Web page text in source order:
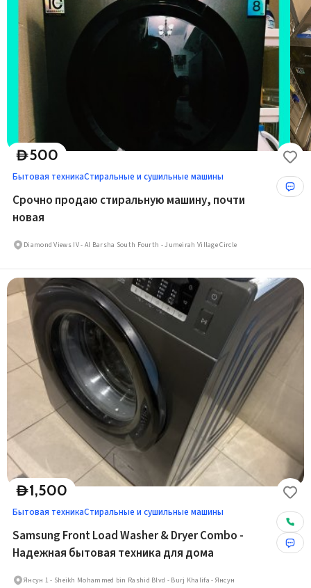
D500
Бытовая техникаСтиральные и сушильные машины
Срочно продаю стиральную машину, почти
новая
Diamond Views IV - Al Barsha South Fourth - Jumeirah Village Circle
D1,500
Бытовая техникаСтиральные и сушильные машины
Samsung Front Load Washer & Dryer Combo -
Надежная бытовая техника для дома
Янсун 1 - Sheikh Mohammed bin Rashid Blvd - Burj Khalifa - Янсун